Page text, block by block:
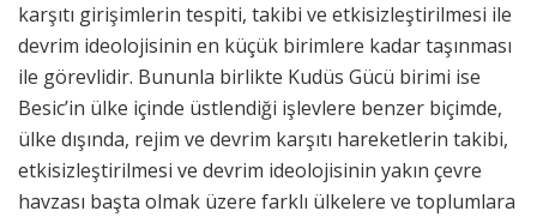
karşıtı girişimlerin tespiti, takibi ve etkisizleştirilmesi ile
devrim ideolojisinin en küçük birimlere kadar taşınması
ile görevlidir. Bununla birlikte Kudüs Gücü birimi ise
Besic’in ülke içinde üstlendiği işlevlere benzer biçimde,
ülke dışında, rejim ve devrim karşıtı hareketlerin takibi,
etkisizleştirilmesi ve devrim ideolojisinin yakın çevre
havzası başta olmak üzere farklı ülkelere ve toplumlara